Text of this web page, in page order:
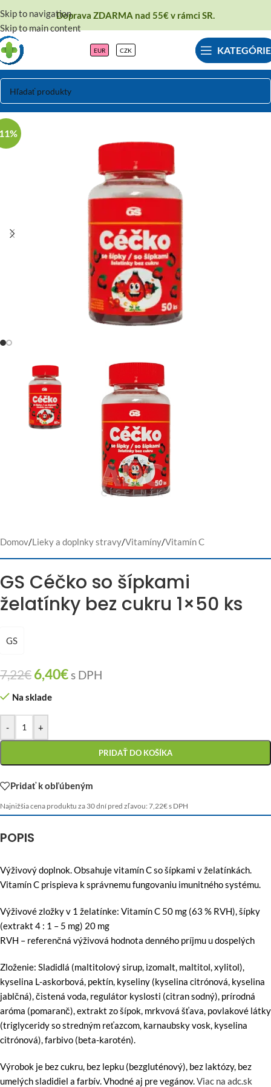
Skip to navigation
Skip to main content
Doprava ZDARMA nad 55€ v rámci SR.
EUR CZK KATEGÓRIE
Domov/Lieky a doplnky stravy/Vitamíny/Vitamín C
GS Céčko so šípkami
želatínky bez cukru 1×50 ks
GS
7,22€ 6,40€s DPH
Na sklade
- +
PRIDAŤ DO KOŠÍKA
Pridať k obľúbeným
Najnižšia cena produktu za 30 dní pred zľavou: 7,22€s DPH
POPIS
Výživový doplnok. Obsahuje vitamín C so šípkami v želatínkách.
Vitamín C prispieva k správnemu fungovaniu imunitného systému.
Výživové zložky v 1 želatínke: Vitamín C 50 mg (63 % RVH), šípky
(extrakt 4 : 1 – 5 mg) 20 mg
RVH – referenčná výživová hodnota denného príjmu u dospelých
Zloženie: Sladidlá (maltitolový sirup, izomalt, maltitol, xylitol),
kyselina L-askorbová, pektín, kyseliny (kyselina citrónová, kyselina
jablčná), čistená voda, regulátor kyslosti (citran sodný), prírodná
aróma (pomaranč), extrakt zo šípok, mrkvová šťava, povlakové látky
(triglyceridy so stredným reťazcom, karnaubsky vosk, kyselina
citrónová), farbivo (beta-karotén).
Výrobok je bez cukru, bez lepku (bezgluténový), bez laktózy, bez
umelých sladidiel a farbív. Vhodné aj pre vegánov.Viac na adc.sk